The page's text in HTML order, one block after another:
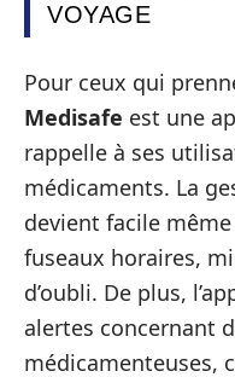
VOYAGE
Pour ceux qui
Medisafe est une
rappelle à ses
médicaments. La
devient facile
fuseaux horaires,
d’oubli. De plus,
alertes concernant
médicamenteuses,